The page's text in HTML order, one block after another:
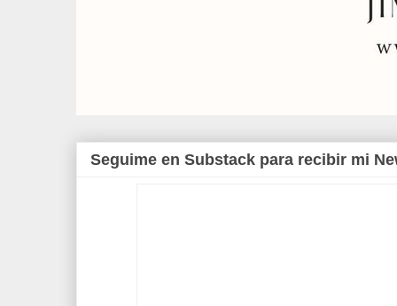
Seguime en Substack para recibir mi